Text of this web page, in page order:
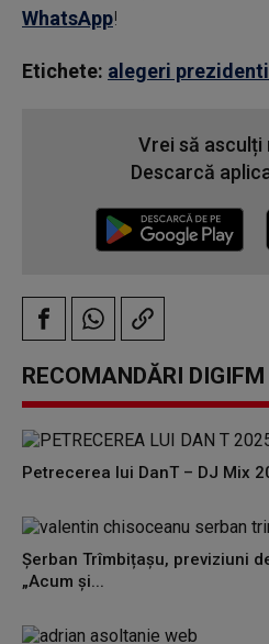
WhatsApp!
Etichete: alegeri
Vrei să asculți
Descarcă
RECOMANDĂRI DIGIFM
Petrecerea lui DanT – DJ Mix
Șerban Trîmbițașu, previziuni
„Acum și...